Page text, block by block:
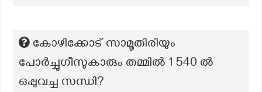
കോഴിക്കോട് സാമൂതിരിയും
പോര്‍ച്ചുഗീസുകാരും തമ്മിൽ 1 540 ൽ
ഒപ്പുവച്ച സന്ധി?